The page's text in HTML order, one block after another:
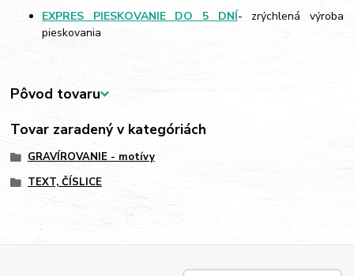
EXPRES PIESKOVANIE DO 5 DNÍ- zrýchlená výroba
pieskovania
Pôvod tovaru
Tovar zaradený v kategóriách
GRAVÍROVANIE - motívy
TEXT, ČÍSLICE